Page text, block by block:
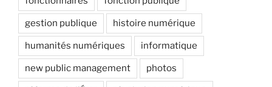
gestion publique histoire numérique
humanités numériques informatique
new public management photos